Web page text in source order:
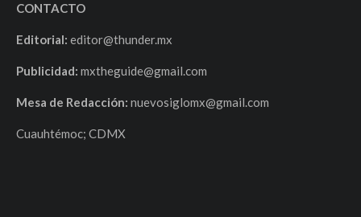
CONTACTO
Editorial: editor@thunder.mx
Publicidad: mxtheguide@gmail.com
Mesa de Redacción: nuevosiglomx@gmail.com
Cuauhtémoc; CDMX